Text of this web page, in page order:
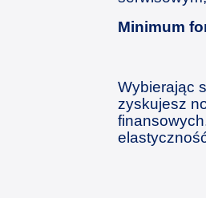
Minimum
Wybierając
zyskujesz